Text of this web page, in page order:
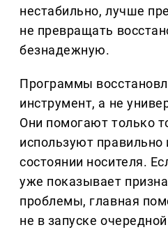
нестабильно, лучше
не превращать
безнадежную.
Программы
инструмент, а не
Они помогают только
используют
состоянии носителя.
уже показывает
проблемы, главная
не в запуске